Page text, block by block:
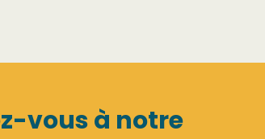
vous à notre